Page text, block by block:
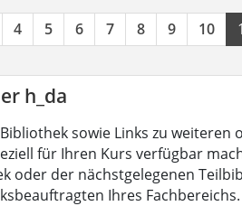
4 5 6 7 8 9 10
h_da
sowie Links zu weiteren
für Ihren Kurs verfügbar
oder der nächstgelegenen
Ihres Fachbereichs.